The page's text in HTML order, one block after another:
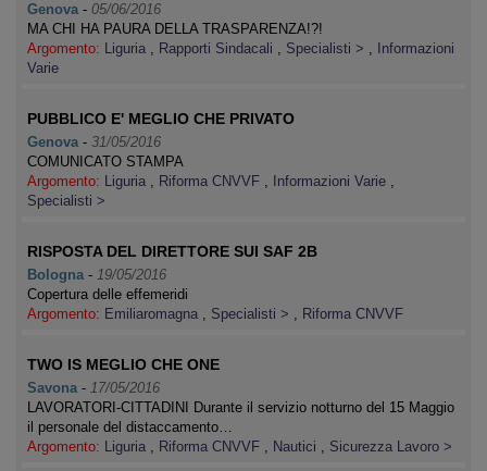
Genova - 05/06/2016
MA CHI HA PAURA DELLA TRASPARENZA!?!
Argomento: Liguria , Rapporti Sindacali , Specialisti > ,
Informazioni
Varie
PUBBLICO E' MEGLIO CHE PRIVATO
Genova - 31/05/2016
COMUNICATO STAMPA
Argomento: Liguria , Riforma CNVVF , Informazioni Varie ,
Specialisti >
RISPOSTA DEL DIRETTORE SUI SAF 2B
Bologna - 19/05/2016
Copertura delle effemeridi
Argomento: Emiliaromagna , Specialisti > , Riforma CNVVF
TWO IS MEGLIO CHE ONE
Savona - 17/05/2016
LAVORATORI-CITTADINI Durante il servizio notturno del 15 Maggio
il personale del distaccamento…
Argomento: Liguria , Riforma CNVVF , Nautici , Sicurezza Lavoro >